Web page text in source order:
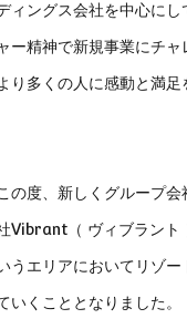
ィングス会社を中心にし
ー精神で新規事業にチャ
り多くの人に感動と満足
の度、新しくグループ会
Vibrant（ ヴィブラント
うエリアにおいてリゾ
いくこととなりました。